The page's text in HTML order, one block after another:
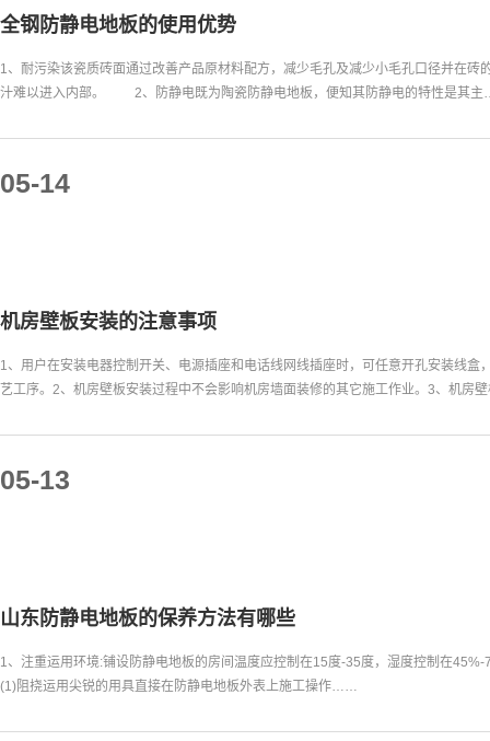
全钢防静电地板的使用优势
1、耐污染该瓷质砖面通过改善产品原材料配方，减少毛孔及减少小毛孔口径并在砖
汁难以进入内部。 2、防静电既为陶瓷防静电地板，便知其防静电的特性是其
05-14
机房壁板安装的注意事项
1、用户在安装电器控制开关、电源插座和电话线网线插座时，可任意开孔安装线盒
艺工序。2、机房壁板安装过程中不会影响机房墙面装修的其它施工作业。3、机房
05-13
山东防静电地板的保养方法有哪些
1、注重运用环境:铺设防静电地板的房间温度应控制在15度-35度，湿度控制在
(1)阻挠运用尖锐的用具直接在防静电地板外表上施工操作……